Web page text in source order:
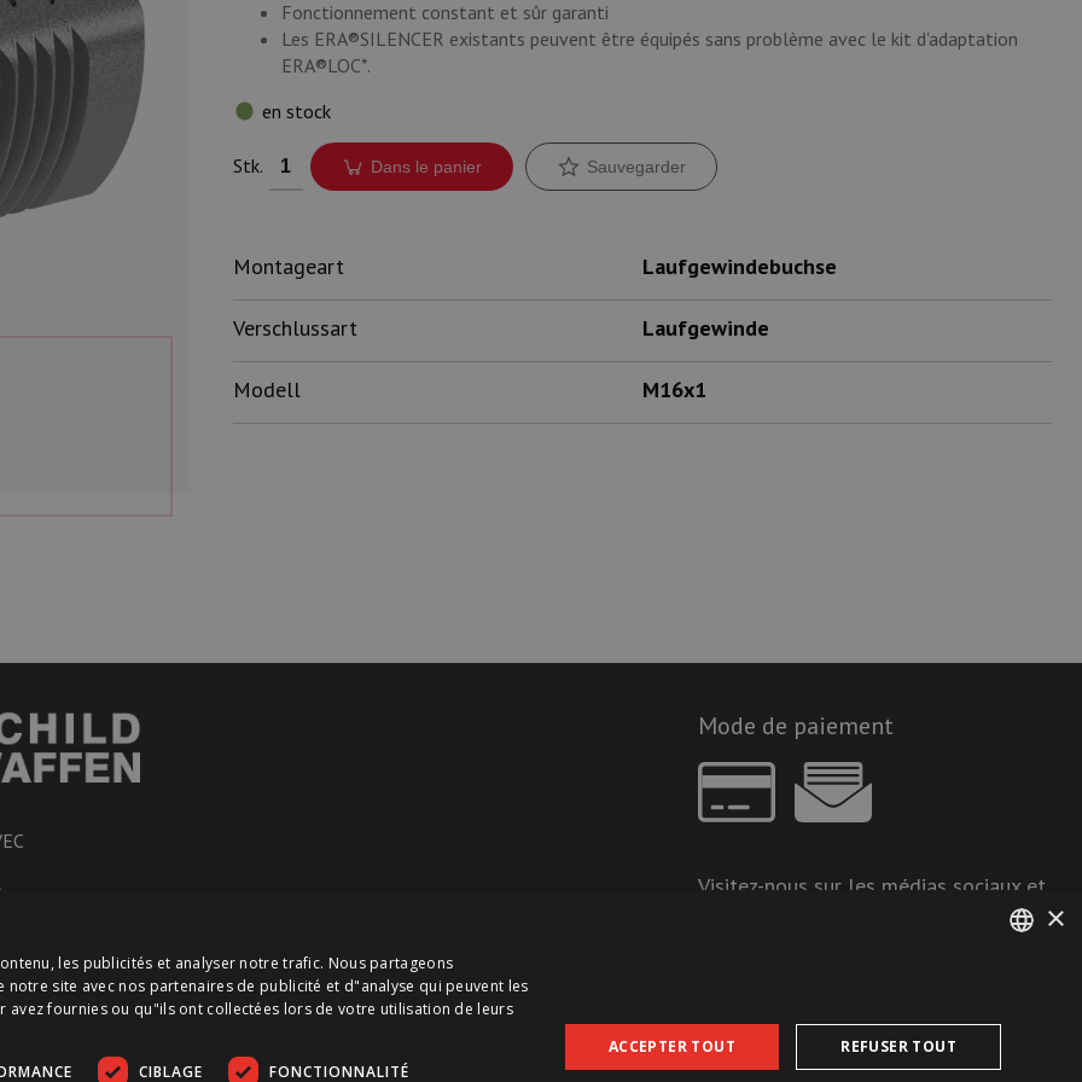
Fonctionnement constant et sûr garanti
Les ERA®SILENCER existants peuvent être équipés sans problème avec le kit d'adaptation
ERA®LOC*.
en stock
Stk. Dans le panier Sauvegarder
Montageart Laufgewindebuchse
Verschlussart Laufgewinde
Modell M16x1
Mode de paiement
Visitez-nous sur les médias sociaux et
FRENCH
×
les publicités et analyser notre trafic. Nous partageons
site avec nos partenaires de publicité et d"analyse qui peuvent les
fournies ou qu"ils ont collectées lors de votre utilisation de leurs
CIBLAGE FONCTIONNALITÉ
ACCEPTER TOUT REFUSER TOUT